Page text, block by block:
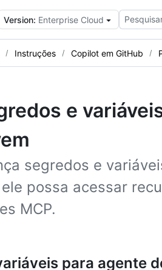
Version: Enterprise Cloud
Instruções Copilot em GitHub
e
segredos e
possa acessar
MCP.
para agente